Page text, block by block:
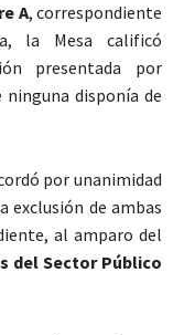
A, correspondiente
la Mesa calificó
presentada por
disponía de
por unanimidad
exclusión de ambas
al amparo del
del Sector Público